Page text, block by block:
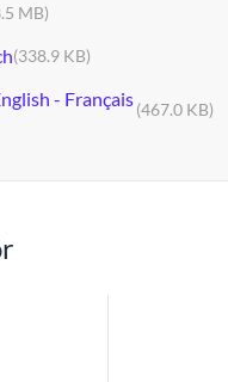
MB)
(338.9 KB)
- Français(467.0 KB)